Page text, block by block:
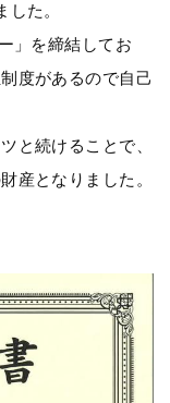
た。
」を締結してお
度があるので自己
と続けることで、
産となりました。